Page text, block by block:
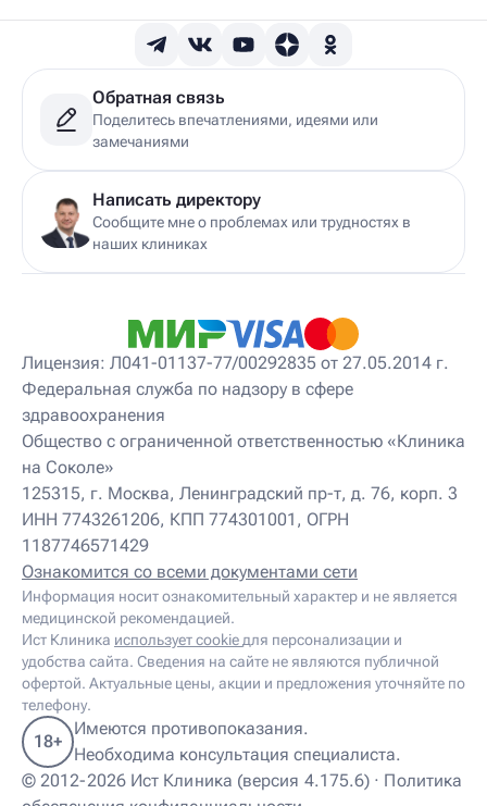
Обратная связь
Поделитесь впечатлениями, идеями или
замечаниями
Написать директору
Сообщите мне о проблемах или трудностях в
наших клиниках
Лицензия: Л041-01137-77/00292835 от 27.05.2014 г.
Федеральная служба по надзору в сфере
здравоохранения
Общество с ограниченной ответственностью «Клиника
на Соколе»
125315, г. Москва, Ленинградский пр-т, д. 76, корп. 3
ИНН 7743261206, КПП 774301001, ОГРН
1187746571429
Ознакомится со всеми документами сети
Информация носит ознакомительный характер и не является
медицинской рекомендацией.
Ист Клиника использует cookie для персонализации и
удобства сайта. Сведения на сайте не являются публичной
офертой. Актуальные цены, акции и предложения уточняйте по
телефону.
© 2012-2026 Ист Клиника (версия 4.175.6) · Политика
Имеются противопоказания.
Необходима консультация специалиста.
18+